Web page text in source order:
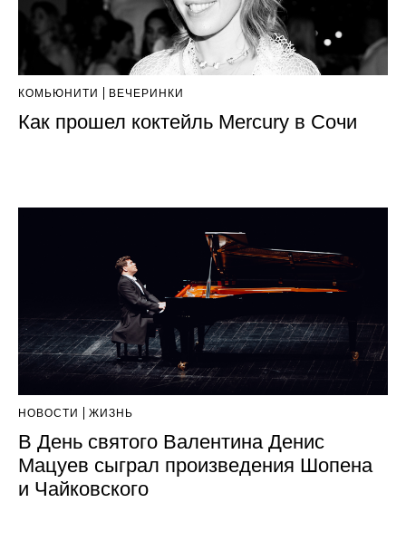
КОМЬЮНИТИ ВЕЧЕРИНКИ
Как прошел коктейль Mercury в Сочи
НОВОСТИ ЖИЗНЬ
В День святого Валентина Денис
Мацуев сыграл произведения Шопена
и Чайковского